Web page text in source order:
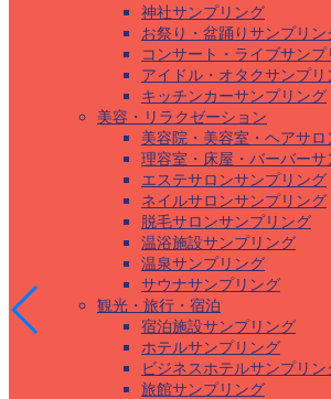
神社サンプリング
お祭り・盆踊りサンプリン
コンサート・ライブサンプ
アイドル・オタクサンプリ
キッチンカーサンプリング
美容・リラクゼーション
美容院・美容室・ヘアサ
理容室・床屋・バーバーサ
エステサロンサンプリング
ネイルサロンサンプリング
脱毛サロンサンプリング
温浴施設サンプリング
温泉サンプリング
サウナサンプリング
観光・旅行・宿泊
宿泊施設サンプリング
ホテルサンプリング
ビジネスホテルサンプリン
旅館サンプリング